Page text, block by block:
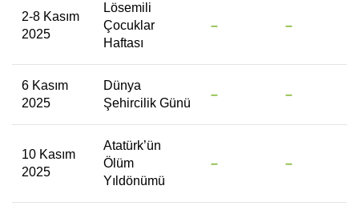
2-8 Kasım
2025
Lösemili
Çocuklar
Haftası
– –
6 Kasım
2025
Dünya
Şehircilik Günü
– –
10 Kasım
2025
Atatürk’ün
Ölüm
Yıldönümü
– –